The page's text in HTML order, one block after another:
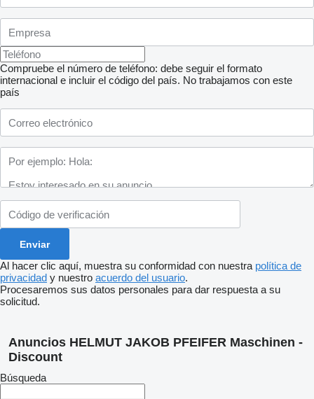
Compruebe el número de teléfono: debe seguir el formato
internacional e incluir el código del país. No trabajamos con este
país
Al hacer clic aquí, muestra su conformidad con nuestra política de
privacidad y nuestro acuerdo del usuario.
Procesaremos sus datos personales para dar respuesta a su
solicitud.
Anuncios HELMUT JAKOB PFEIFER Maschinen -
Discount
Búsqueda